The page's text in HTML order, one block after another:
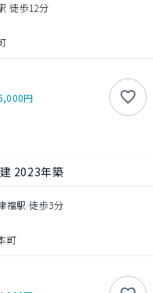
徒歩12分
円
2023年築
福駅 徒歩3分
町